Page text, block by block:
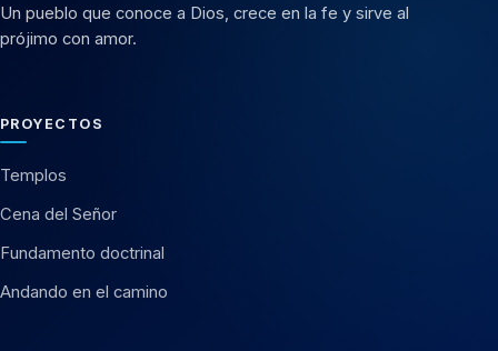
Un pueblo que conoce a Dios, crece en la fe y sirve al
prójimo con amor.
PROYECTOS
Templos
Cena del Señor
Fundamento doctrinal
Andando en el camino